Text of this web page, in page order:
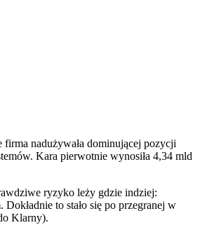
firma nadużywała dominującej pozycji
Kara pierwotnie wynosiła 4,34 mld
ryzyko leży gdzie indziej:
to stało się po przegranej w
Klarny).